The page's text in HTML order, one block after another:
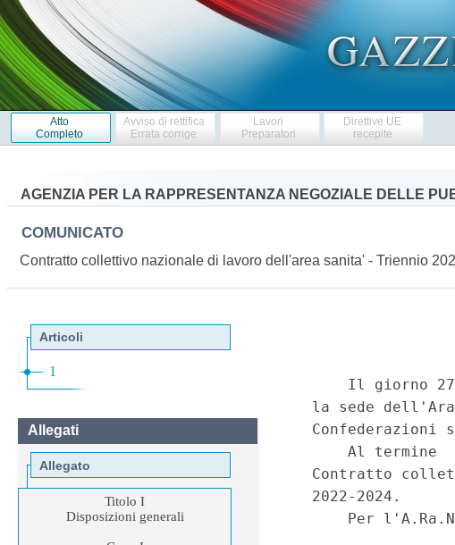
Atto
Completo
Avviso di rettifica
Errata corrige
Lavori
Preparatori
Direttive UE
recepite
AGENZIA PER LA RAPPRESENTANZA NEGOZIALE DELLE
COMUNICATO
Contratto collettivo nazionale di lavoro dell'area sanita' - Triennio